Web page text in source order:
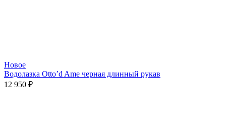
Новое
Водолазка Otto’d Amе черная длинный рукав
12 950 ₽